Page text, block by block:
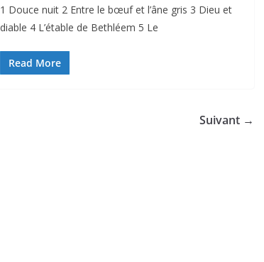
1 Douce nuit 2 Entre le bœuf et l’âne gris 3 Dieu et
diable 4 L’étable de Bethléem 5 Le
Read More
Suivant →